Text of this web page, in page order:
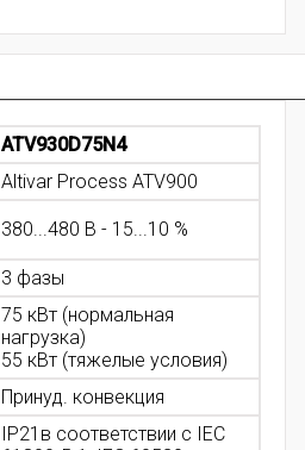
ATV930D75N4
Altivar Process ATV900
380...480 В - 15...10 %
3 фазы
75 кВт (нормальная
нагрузка)
55 кВт (тяжелые условия)
Принуд. конвекция
IP21в соответствии с IEC